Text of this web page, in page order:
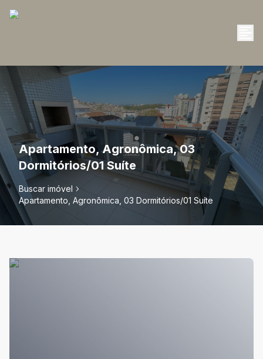
Apartamento, Agronômica, 03
Dormitórios/01 Suíte
Buscar imóvel
Apartamento, Agronômica, 03 Dormitórios/01 Suíte